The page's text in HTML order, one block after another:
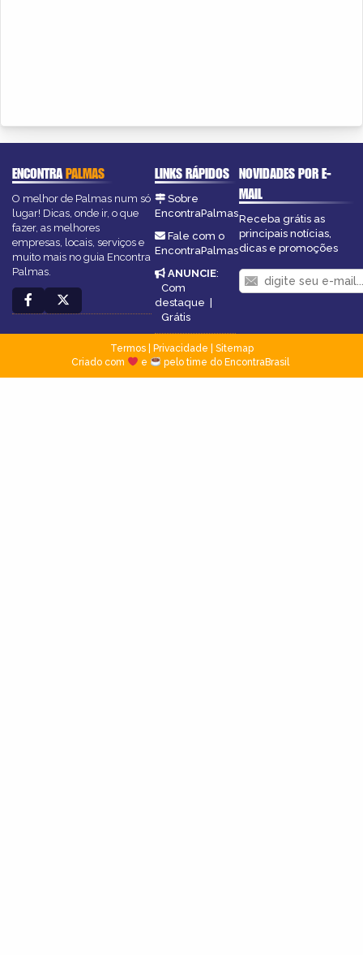
ENCONTRAPALMAS
O melhor de Palmas num só
lugar! Dicas, onde ir, o que
fazer, as melhores
empresas, locais, serviços e
muito mais no guia Encontra
Palmas.
LINKS RÁPIDOS
Sobre
EncontraPalmas
Fale com o
EncontraPalmas
ANUNCIE:
Com
destaque |
Grátis
NOVIDADES POR E-
MAIL
Receba grátis as
principais notícias,
dicas e promoções
Termos| Privacidade
Sitemap
Criado com
e pelo time do EncontraBrasil